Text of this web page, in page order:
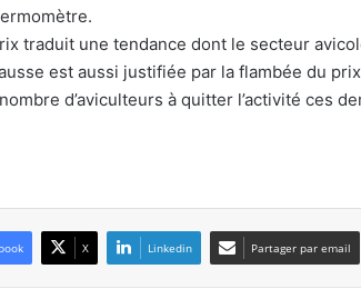
traduit une tendance dont le secteur
est aussi justifiée par la flambée du
d’aviculteurs à quitter l’activité ces
X Linkedin Partager par email